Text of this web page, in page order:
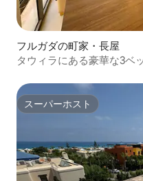
フルガダの町家・長屋
タウィラにある豪華な3ベ
スーパーホスト
スーパーホスト